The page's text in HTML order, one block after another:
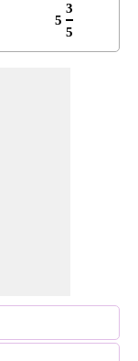
5
3
5